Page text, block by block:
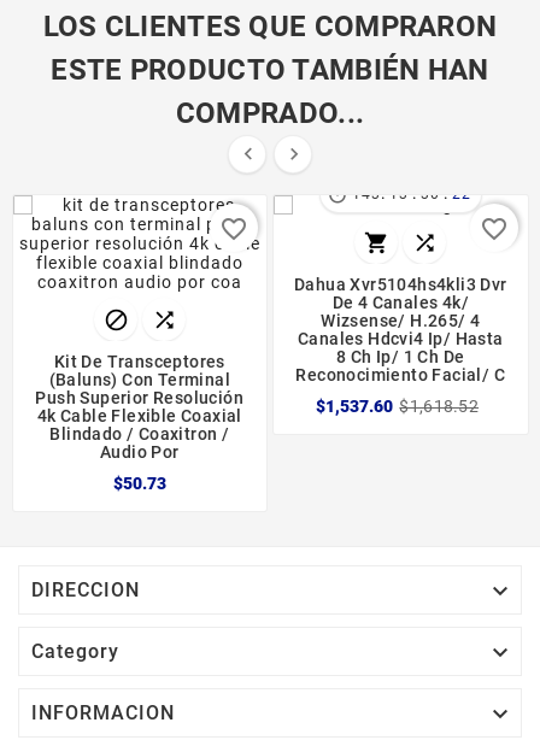
LOS CLIENTES QUE COMPRARON
ESTE PRODUCTO TAMBIÉN HAN
COMPRADO...
 
 
Kit De Transceptores
(baluns) Con Terminal
Push Superior Resolución
4k Cable Flexible Coaxial
Blindado / Coaxitron /
Audio Por
$50.73
favorite_border
 143 : 13 : 30 : 21
 
Dahua Xvr5104hs4kli3 Dvr
De 4 Canales 4k/
Wizsense/ H.265/ 4
Canales Hdcvi4 Ip/ Hasta
8 Ch Ip/ 1 Ch De
Reconocimiento Facial/ C
$1,537.60 $1,618.52
favorite_border
DIRECCION 
Category 
INFORMACION 